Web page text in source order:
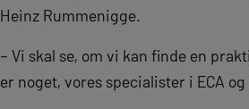
Heinz Rummenigge.
– Vi skal se, om vi kan finde en
er noget, vores specialister i ECA